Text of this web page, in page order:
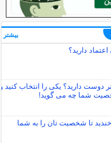
دارید؟
دوست دارید؟ یکی را انتخاب کنید
شما چه می گوید!
تا شخصیت تان را به شما
بیشتر